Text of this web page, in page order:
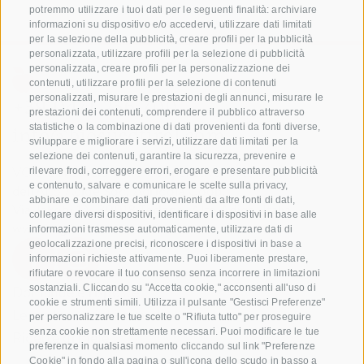
potremmo utilizzare i tuoi dati per le seguenti finalità: archiviare
informazioni su dispositivo e/o accedervi, utilizzare dati limitati
per la selezione della pubblicità, creare profili per la pubblicità
personalizzata, utilizzare profili per la selezione di pubblicità
personalizzata, creare profili per la personalizzazione dei
contenuti, utilizzare profili per la selezione di contenuti
personalizzati, misurare le prestazioni degli annunci, misurare le
prestazioni dei contenuti, comprendere il pubblico attraverso
statistiche o la combinazione di dati provenienti da fonti diverse,
sviluppare e migliorare i servizi, utilizzare dati limitati per la
selezione dei contenuti, garantire la sicurezza, prevenire e
rilevare frodi, correggere errori, erogare e presentare pubblicità
e contenuto, salvare e comunicare le scelte sulla privacy,
abbinare e combinare dati provenienti da altre fonti di dati,
collegare diversi dispositivi, identificare i dispositivi in base alle
informazioni trasmesse automaticamente, utilizzare dati di
geolocalizzazione precisi, riconoscere i dispositivi in base a
informazioni richieste attivamente. Puoi liberamente prestare,
rifiutare o revocare il tuo consenso senza incorrere in limitazioni
sostanziali. Cliccando su "Accetta cookie," acconsenti all'uso di
cookie e strumenti simili. Utilizza il pulsante "Gestisci Preferenze"
per personalizzare le tue scelte o "Rifiuta tutto" per proseguire
senza cookie non strettamente necessari. Puoi modificare le tue
preferenze in qualsiasi momento cliccando sul link "Preferenze
Cookie" in fondo alla pagina o sull'icona dello scudo in basso a
+39 0471 256 700
info@biosuedtirol.com
VOG Consorzio delle Cooperative Ortofrutticole
dell'Alto Adige Soc. Agricola Coop.
Via Jakobi 1A, 39018 Terlano, Alto Adige, Italia
www.vog.it
Domande e risposte
Le nostre varietá di mele
Ricette di mele